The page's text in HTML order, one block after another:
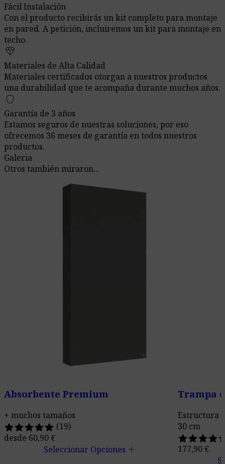
Fácil Instalación
Con el producto recibirás un kit completo para montaje
en pared. A petición, incluiremos un kit para montaje en
techo.
diamond
Materiales de Alta Calidad
Materiales certificados otorgan a nuestros productos
una durabilidad que te acompaña durante muchos años.
shield
Garantía de 3 años
Estamos seguros de nuestras soluciones, por eso
ofrecemos 36 meses de garantía en todos nuestros
productos.
Galeria
Otros también miraron...
Absorbente Premium
+ muchos tamaños
(19)
desde 60,90 €
Seleccionar Opciones add
Trampa
Estructura
30 cm
177,90 €